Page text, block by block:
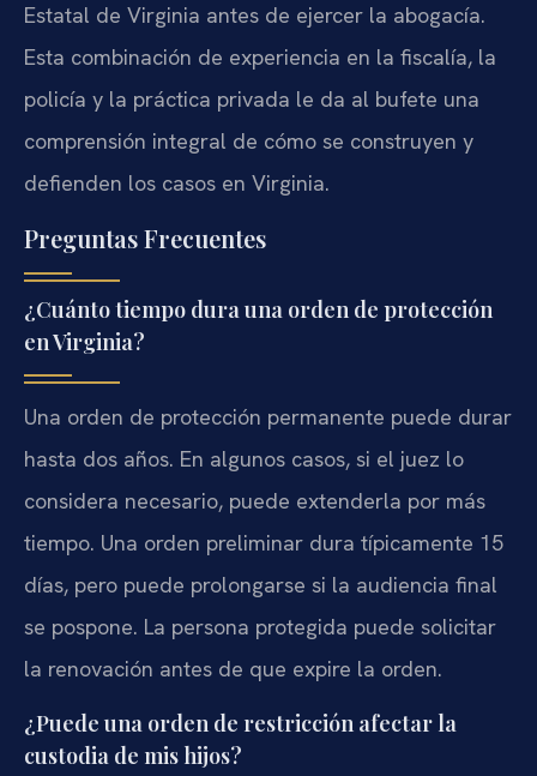
Estatal de Virginia antes de ejercer la abogacía.
Esta combinación de experiencia en la fiscalía, la
policía y la práctica privada le da al bufete una
comprensión integral de cómo se construyen y
defienden los casos en Virginia.
Preguntas Frecuentes
¿Cuánto tiempo dura una orden de protección
en Virginia?
Una orden de protección permanente puede durar
hasta dos años. En algunos casos, si el juez lo
considera necesario, puede extenderla por más
tiempo. Una orden preliminar dura típicamente 15
días, pero puede prolongarse si la audiencia final
se pospone. La persona protegida puede solicitar
la renovación antes de que expire la orden.
¿Puede una orden de restricción afectar la
custodia de mis hijos?